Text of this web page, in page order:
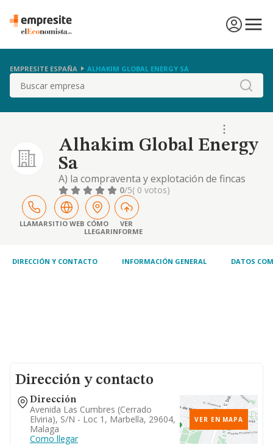
EMPRESITE ESPAÑA ALHAKIM GLOBAL ENERGY SA
Buscar
Alhakim Global Energy
Sa
A) la compraventa y explotación de fincas
rústicas y urbanas. -b) la parcelación de
fincas y la urbanización de las mismas. c)
promoción de viviendas, locales,
apartamentos, naves, edificios comerciales e
industriales y fincas de todas especies. d)
construccione
0/5( 0 votos)
LLAMARSITIO WEB CÓMO
LLEGAR
VER
INFORME
DIRECCIÓN Y CONTACTO INFORMACIÓN GENERAL DATOS
Dirección y contacto
Dirección
Avenida Las Cumbres (cerrado
Elviria), S/n - Loc 1, Marbella, 29604,
Malaga
Como llegar
VER EN MAPA